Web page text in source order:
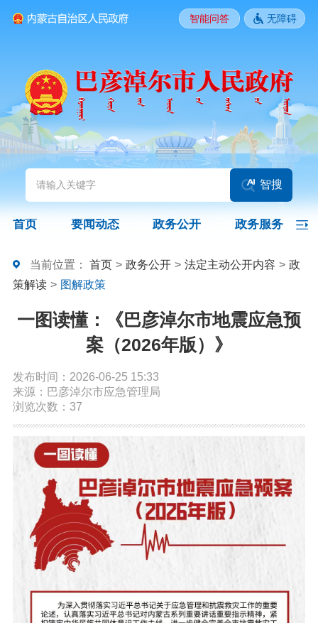
头条 国务院信息 自治区信息
政务动态 旗县区动态
图片新闻
政务公开
政务服务
特色服务专区 惠企政策精准服务 网上中介服务超市
便民应用
办事大厅 内蒙古政务服务网
政民互动
市长信箱 12345热线留言 新闻发布会
智能问答 无障碍
智搜
首页 要闻动态 政务公开 政务服务
当前位置： 首页 > 政务公开 > 法定主动公开内容 > 政
策解读 > 图解政策
一图读懂：《巴彦淖尔市地震应急预
案（2026年版）》
发布时间：2026-06-25 15:33
来源：巴彦淖尔市应急管理局
浏览次数：37